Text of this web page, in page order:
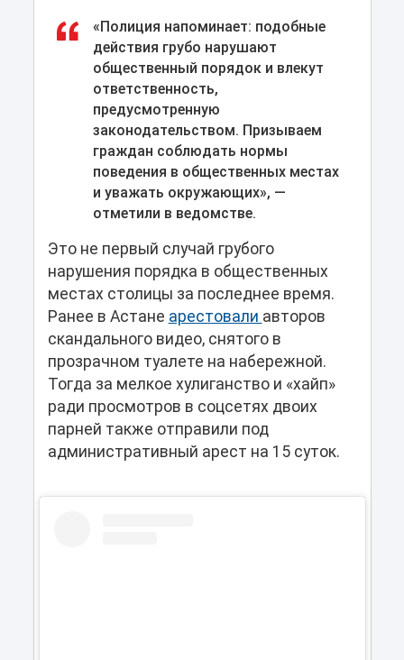
«Полиция напоминает: подобные
действия грубо нарушают
общественный порядок и влекут
ответственность,
предусмотренную
законодательством. Призываем
граждан соблюдать нормы
поведения в общественных местах
и уважать окружающих», —
отметили в ведомстве.
Это не первый случай грубого
нарушения порядка в общественных
местах столицы за последнее время.
Ранее в Астане арестовали авторов
скандального видео, снятого в
прозрачном туалете на набережной.
Тогда за мелкое хулиганство и «хайп»
ради просмотров в соцсетях двоих
парней также отправили под
административный арест на 15 суток.